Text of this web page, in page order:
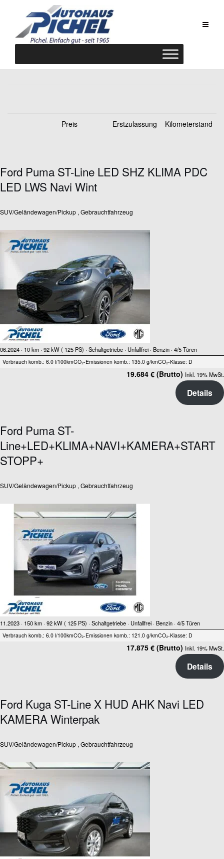
springen
Preis Erstzulassung Kilometerstand
Ford Puma ST-Line LED SHZ KLIMA PDC
LED LWS Navi Wint
SUV/Geländewagen/Pickup , Gebrauchtfahrzeug
06.2024 · 10 km · 92 kW ( 125 PS) · Schaltgetriebe · Unfallfrei · Benzin · 4/5 Türen
Verbrauch komb.: 6.0 l/100kmCO₂-Emissionen komb.: 135.0 g/kmCO₂-Klasse: D
19.684 € (Brutto) Inkl. 19% MwSt.
Details
Ford Puma ST-
Line+LED+KLIMA+NAVI+KAMERA+START
STOPP+
SUV/Geländewagen/Pickup , Gebrauchtfahrzeug
11.2023 · 150 km · 92 kW ( 125 PS) · Schaltgetriebe · Unfallfrei · Benzin · 4/5 Türen
Verbrauch komb.: 6.0 l/100kmCO₂-Emissionen komb.: 121.0 g/kmCO₂-Klasse: D
17.875 € (Brutto) Inkl. 19% MwSt.
Details
Ford Kuga ST-Line X HUD AHK Navi LED
KAMERA Winterpak
SUV/Geländewagen/Pickup , Gebrauchtfahrzeug